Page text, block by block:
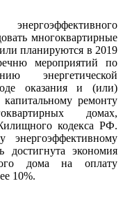
многоквартирные
планируются в 2019
мероприятий по
энергетической
оказания и (или)
ремонту
домах,
кодекса РФ.
энергоэффективному
достигнута экономия
дома на оплату
10%.